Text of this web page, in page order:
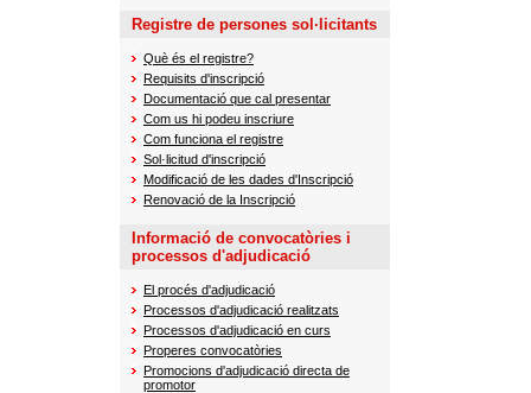
Registre de persones sol·licitants
Què és el registre?
Requisits d'inscripció
Documentació que cal presentar
Com us hi podeu inscriure
Com funciona el registre
Sol·licitud d'inscripció
Modificació de les dades d'Inscripció
Renovació de la Inscripció
Informació de convocatòries i
processos d'adjudicació
El procés d'adjudicació
Processos d'adjudicació realitzats
Processos d'adjudicació en curs
Properes convocatòries
Promocions d'adjudicació directa de
promotor